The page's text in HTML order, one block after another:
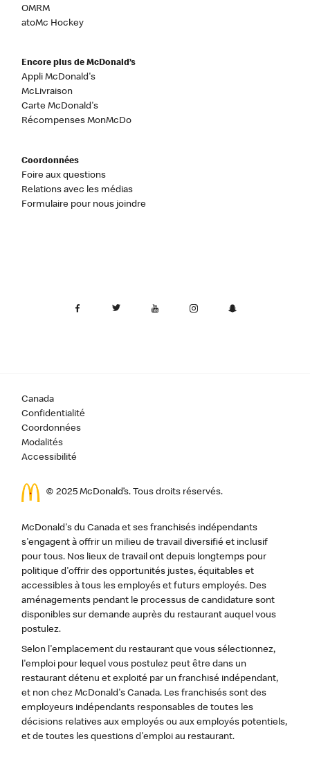
OMRM
atoMc Hockey
Encore plus de McDonald’s
Appli McDonald's
McLivraison
Carte McDonald's
Récompenses MonMcDo
Coordonnées
Foire aux questions
Relations avec les médias
Formulaire pour nous joindre
Canada
Confidentialité
Coordonnées
Modalités
Accessibilité
© 2025 McDonald’s. Tous droits réservés.
McDonald's du Canada et ses franchisés indépendants
s'engagent à offrir un milieu de travail diversifié et inclusif
pour tous. Nos lieux de travail ont depuis longtemps pour
politique d'offrir des opportunités justes, équitables et
accessibles à tous les employés et futurs employés. Des
aménagements pendant le processus de candidature sont
disponibles sur demande auprès du restaurant auquel vous
postulez.
Selon l'emplacement du restaurant que vous sélectionnez,
l'emploi pour lequel vous postulez peut être dans un
restaurant détenu et exploité par un franchisé indépendant,
et non chez McDonald's Canada. Les franchisés sont des
employeurs indépendants responsables de toutes les
décisions relatives aux employés ou aux employés potentiels,
et de toutes les questions d'emploi au restaurant.